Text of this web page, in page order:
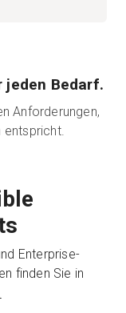
jeden Bedarf.
Anforderungen,
entspricht.
Enterprise-
finden Sie in